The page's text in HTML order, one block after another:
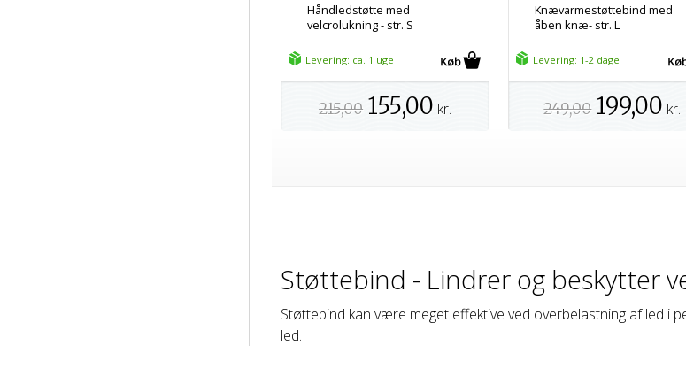
Håndledstøtte med
velcrolukning - str. S
Levering: ca. 1 uge
215,00 155,00 kr.
Knævarmestøttebind med
åben knæ- str. L
Levering: 1-2 dage
249,00 199,00 kr.
Støttebind - Lindrer og beskytter
Støttebind kan være meget effektive ved overbelastning af led i
led.